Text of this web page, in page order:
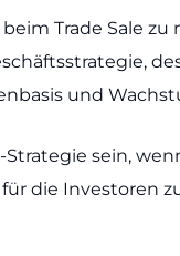
Trade Sale
und
Strategie sein,
die Investoren